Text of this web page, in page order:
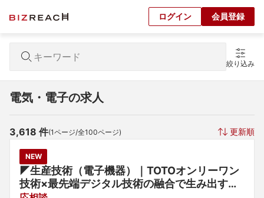
ログイン 会員登録
絞り込み
電気・電子の求人
3,618 件(1ページ/全100ページ) 更新順
NEW
◤生産技術（電子機器）｜TOTOオンリーワン
技術×最先端デジタル技術の融合で生み出す新